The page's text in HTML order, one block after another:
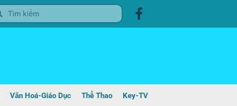
Văn Hoá-Giáo Dục Thể Thao Key-TV